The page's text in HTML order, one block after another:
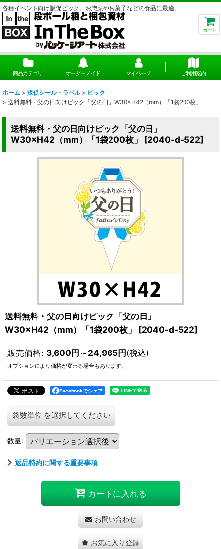
各種イベント向け販促ピック。お惣菜やお菓子などの食品に最適。
カート
商品カテゴリ オーダーメイド マイページ ご利用案内
ホーム > 販促シール・ラベル > ピック
> 送料無料・父の日向けピック「父の日」W30×H42（mm）「1袋200枚」
送料無料・父の日向けピック「父の日」
W30×H42（mm）「1袋200枚」
[2040-d-522]
送料無料・父の日向けピック「父の日」
W30×H42（mm）「1袋200枚」
[2040-d-522]
販売価格: 3,600円～24,965円(税込)
オプションにより価格が変わる場合もあります。
Facebookでシェア
袋数単位 を選択してください
数量:
返品特約に関する重要事項
カートに入れる
お問い合わせ
お気に入り登録